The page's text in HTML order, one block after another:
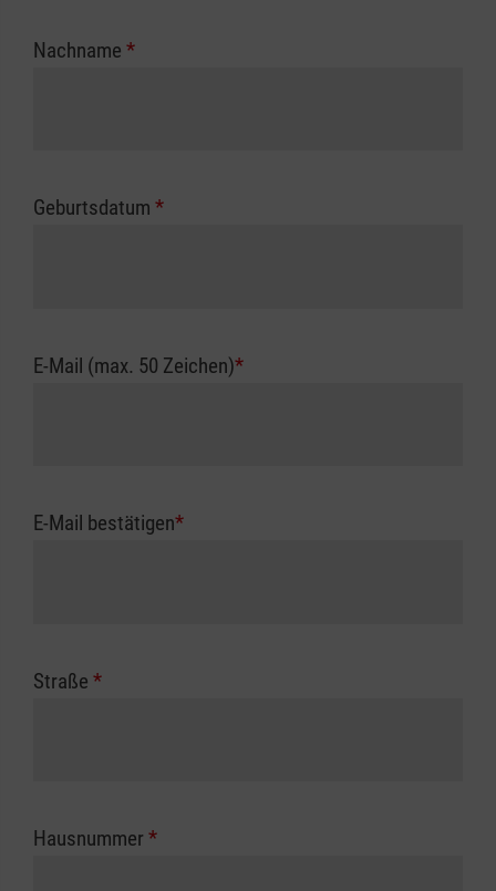
Nachname *
Geburtsdatum *
E-Mail (max. 50 Zeichen)*
E-Mail bestätigen*
Straße *
Hausnummer *